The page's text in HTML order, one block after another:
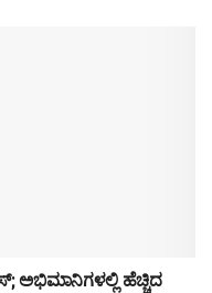
ಅಭಿಮಾನಿಗಳಲ್ಲಿ ಹೆಚ್ಚಿದ